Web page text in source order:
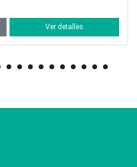
Consulta rápida